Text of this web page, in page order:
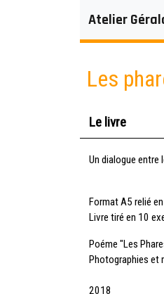
Atelier
Les
Le livre
Un dialogue
Format A5 relié
Livre tiré en 10
Poéme "Les
Photographies et
2018